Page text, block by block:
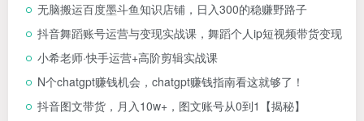
无脑搬运百度墨斗鱼知识店铺，日入300的稳赚野路子
抖音舞蹈账号运营与变现实战课，舞蹈个人ip短视频带货变现
小希老师·快手运营+高阶剪辑实战课
N个chatgpt赚钱机会，chatgpt赚钱指南看这就够了！
抖音图文带货，月入10w+，图文账号从0到1【揭秘】